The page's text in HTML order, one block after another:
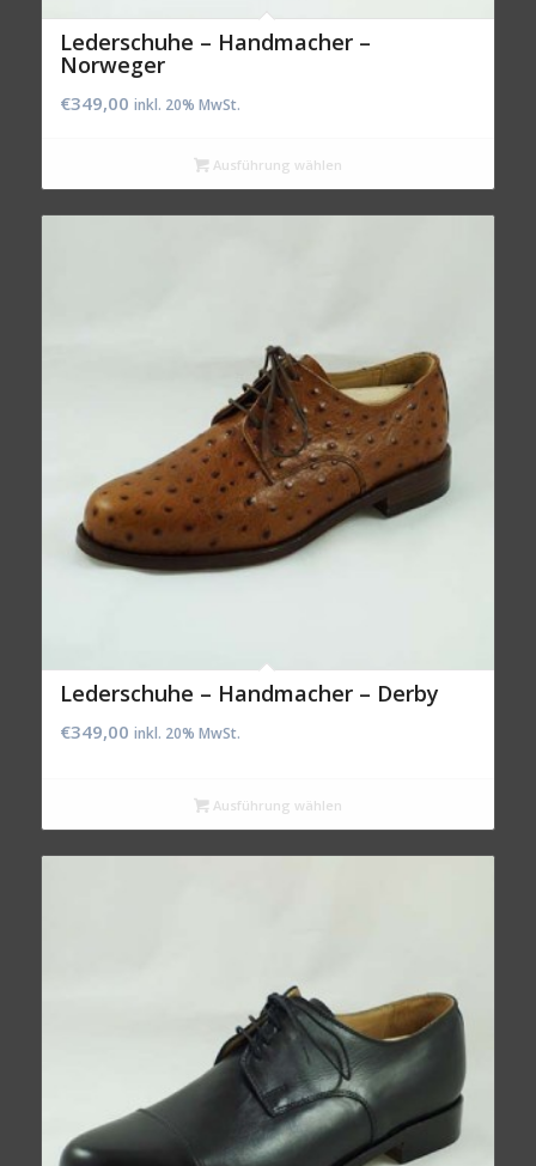
Lederschuhe – Handmacher –
Norweger
€349,00 inkl. 20% MwSt.
Ausführung wählen
Lederschuhe – Handmacher – Derby
€349,00 inkl. 20% MwSt.
Ausführung wählen